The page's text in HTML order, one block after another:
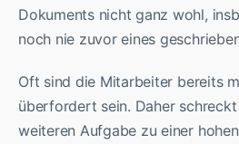
Dokuments nicht ganz wohl,
noch nie zuvor eines
Oft sind die Mitarbeiter bereits
überfordert sein. Daher
weiteren Aufgabe zu einer